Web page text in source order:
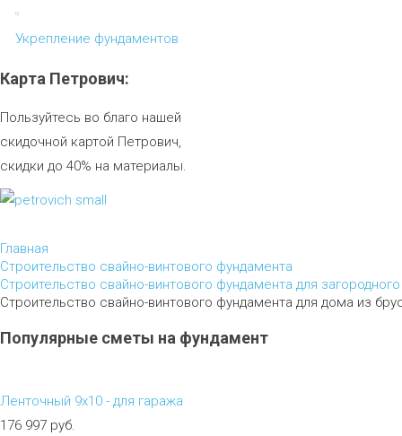
Укрепление фундаментов
Карта Петрович:
Пользуйтесь во благо нашей
скидочной картой Петрович,
скидки до 40% на материалы.
Главная
Строительство свайно-винтового фундамента
Строительство свайно-винтового фундамента для
Строительство свайно-винтового фундамента для дома из
Популярные сметы на фундамент
Ленточный 9х10 - для гаража
176 997 руб.